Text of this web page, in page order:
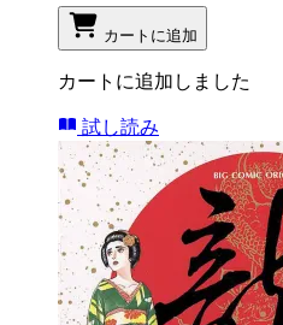
カートに追加
カートに追加しました
試し読み